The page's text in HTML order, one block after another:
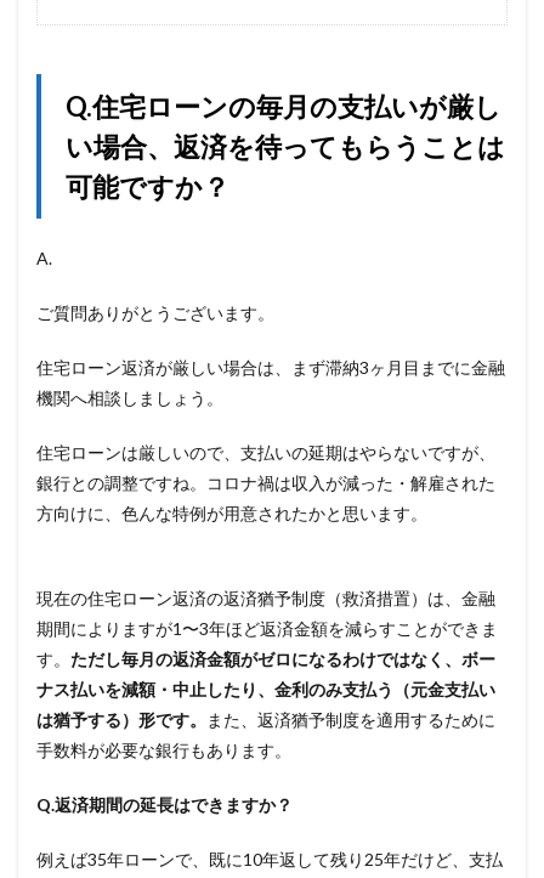
Q.住宅ローンの毎月の支払いが厳し
い場合、返済を待ってもらうことは
可能ですか？
A.
ご質問ありがとうございます。
住宅ローン返済が厳しい場合は、まず滞納3ヶ月目までに金融
機関へ相談しましょう。
住宅ローンは厳しいので、支払いの延期はやらないですが、
銀行との調整ですね。コロナ禍は収入が減った・解雇された
方向けに、色んな特例が用意されたかと思います。
現在の住宅ローン返済の返済猶予制度（救済措置）は、金融
期間によりますが1〜3年ほど返済金額を減らすことができま
す。 ただし毎月の返済金額がゼロになるわけではなく、ボー
ナス払いを減額・中止したり、金利のみ支払う（元金支払い
は猶予する）形です。
また、返済猶予制度を適用するために
手数料が必要な銀行もあります。
Q.返済期間の延長はできますか？
例えば35年ローンで、既に10年返して残り25年だけど、支払